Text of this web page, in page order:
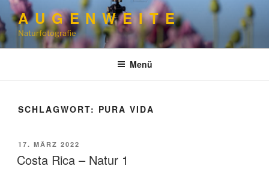
Zum
Inhalt
springen
A U G E N W E I T E
Naturfotografie
Menü
SCHLAGWORT: PURA VIDA
VERÖFFENTLICHT
AM
17. MÄRZ 2022
Costa Rica – Natur 1